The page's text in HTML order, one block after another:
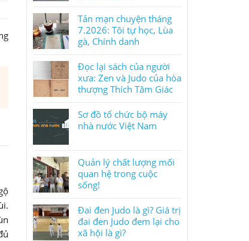
Tản mạn chuyện tháng
7.2026: Tôi tự học, Lùa
gà, Chính danh
Đọc lại sách của người
xưa: Zen và Judo của hòa
thượng Thích Tâm Giác
Sơ đồ tổ chức bộ máy
nhà nước Việt Nam
Quản lý chất lượng mối
quan hệ trong cuộc
sống!
Đai đen Judo là gì? Giá trị
đai đen Judo đem lại cho
xã hội là gì?